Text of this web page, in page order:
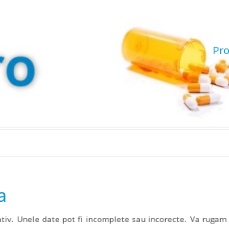
Unele date pot fi incomplete sau incorecte. Va